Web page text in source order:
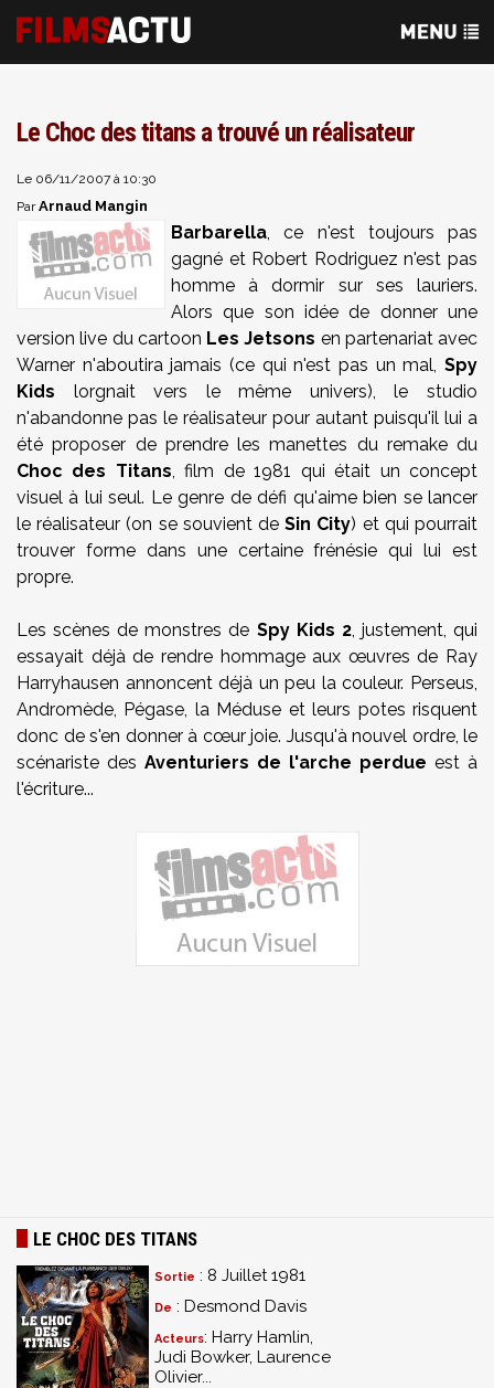
Le Choc des titans a trouvé un réalisateur
Le 06/11/2007 à 10:30
ParArnaud Mangin
Barbarella, ce n'est toujours pas
gagné et Robert Rodriguez n'est pas
homme à dormir sur ses lauriers.
Alors que son idée de donner une
version live du cartoon Les Jetsons en partenariat avec
Warner n'aboutira jamais (ce qui n'est pas un mal, Spy
Kids lorgnait vers le même univers), le studio
n'abandonne pas le réalisateur pour autant puisqu'il lui a
été proposer de prendre les manettes du remake du
Choc des Titans, film de 1981 qui était un concept
visuel à lui seul. Le genre de défi qu'aime bien se lancer
le réalisateur (on se souvient deSin City) et qui pourrait
trouver forme dans une certaine frénésie qui lui est
propre.
Les scènes de monstres de Spy Kids 2, justement, qui
essayait déjà de rendre hommage aux œuvres de Ray
Harryhausen annoncent déjà un peu la couleur. Perseus,
Andromède, Pégase, la Méduse et leurs potes risquent
donc de s'en donner à cœur joie. Jusqu'à nouvel ordre, le
scénariste des Aventuriers de l'arche perdue est à
l'écriture...
LE CHOC DES TITANS
Sortie : 8 Juillet 1981
De : Desmond Davis
Acteurs: Harry Hamlin,
Judi Bowker, Laurence
Olivier...